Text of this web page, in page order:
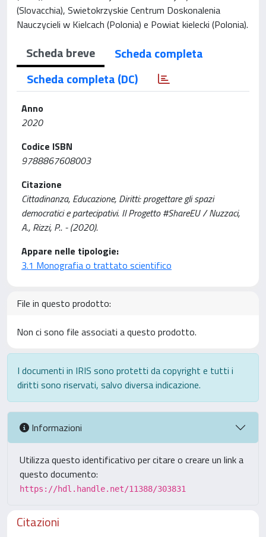
(Slovacchia), Swietokrzyskie Centrum Doskonalenia
Nauczycieli w Kielcach (Polonia) e Powiat kielecki (Polonia).
Scheda breve
Scheda completa
Scheda completa (DC)
Anno
2020
Codice ISBN
9788867608003
Citazione
Cittadinanza, Educazione, Diritti: progettare gli spazi
democratici e partecipativi. Il Progetto #ShareEU / Nuzzaci,
A., Rizzi, P.. - (2020).
Appare nelle tipologie:
3.1 Monografia o trattato scientifico
File in questo prodotto:
Non ci sono file associati a questo prodotto.
I documenti in IRIS sono protetti da copyright e tutti i
diritti sono riservati, salvo diversa indicazione.
Informazioni
Utilizza questo identificativo per citare o creare un link a
questo documento:
https://hdl.handle.net/11388/303831
Citazioni